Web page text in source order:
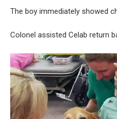
The boy immediately showed
Colonel assisted Celab return